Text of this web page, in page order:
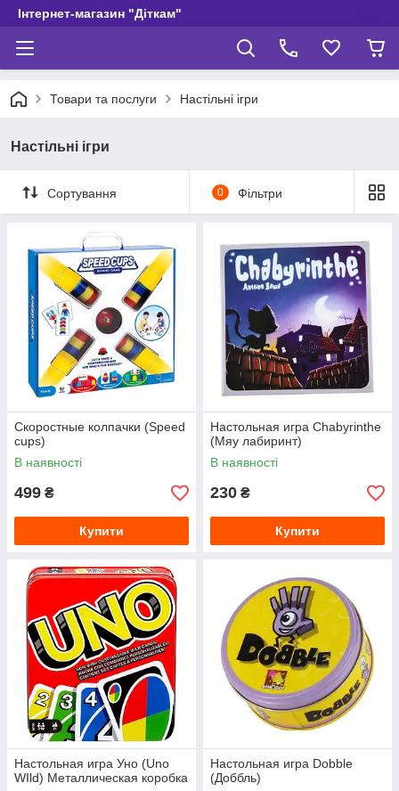
Інтернет-магазин "Діткам"
Товари та послуги Настільні ігри
Настільні ігри
Сортування 0 Фільтри
Скоростные колпачки (Speed
cups)
В наявності
499 ₴
Купити
Настольная игра Chabyrinthe
(Мяу лабиринт)
В наявності
230 ₴
Купити
Настольная игра Уно (Uno
WIld) Металлическая коробка
Настольная игра Dobble
(Доббль)